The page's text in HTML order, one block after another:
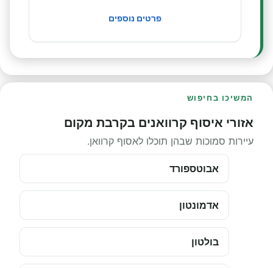
פרטים נוספים
המשיכו בחיפוש
אזורי איסוף קרוואנים בקרבת מקום
עיירות סמוכות שבהן תוכלו לאסוף קרוואן.
אבוטספורד
אדמונטון
בולטון